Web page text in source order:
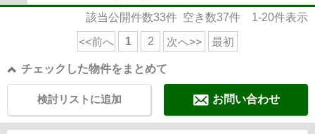
該当公開件数33件 空き数37件 1-20件表示
<<前へ 1 2 次へ>> 最初
チェックした物件をまとめて
お問い合わせ
検討リストに追加